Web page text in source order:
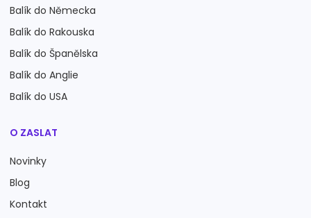
Balík do Německa
Balík do Rakouska
Balík do Španělska
Balík do Anglie
Balík do USA
O ZASLAT
Novinky
Blog
Kontakt